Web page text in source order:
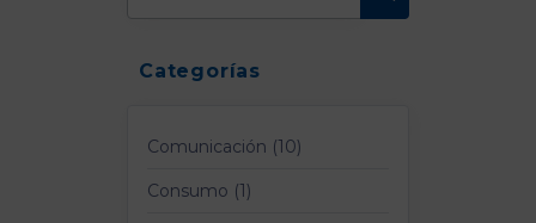
Categorías
Comunicación (10)
Consumo (1)